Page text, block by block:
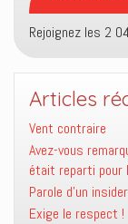
Rejoignez les 2
Articles
Vent contraire
Avez-vous
était reparti pour
Parole d’un insider
Exige le respect !